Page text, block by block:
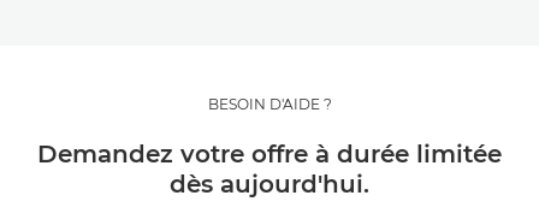
BESOIN D'AIDE ?
Demandez votre offre à durée limitée
dès aujourd'hui.